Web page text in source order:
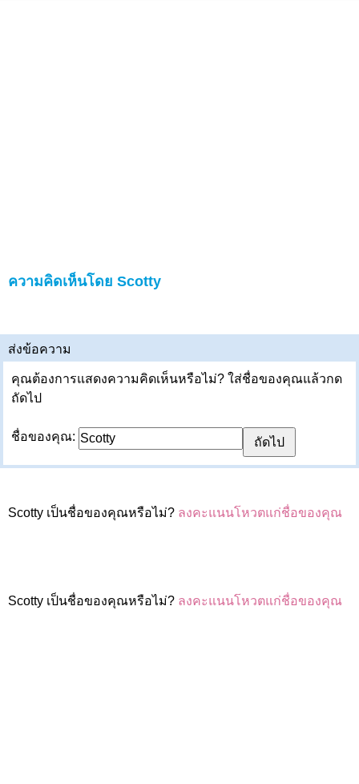
ความคิดเห็นโดย Scotty
ส่งข้อความ
คุณต้องการแสดงความคิดเห็นหรือไม่? ใส่ชื่อของคุณแล้วกด
ถัดไป
ชื่อของคุณ:
Scotty เป็นชื่อของคุณหรือไม่? ลงคะแนนโหวตแก่ชื่อของคุณ
Scotty เป็นชื่อของคุณหรือไม่? ลงคะแนนโหวตแก่ชื่อของคุณ